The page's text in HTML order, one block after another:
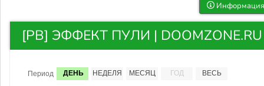
[PB] ЭФФЕКТ ПУЛИ | DOOMZONE.RU
Период ДЕНЬ НЕДЕЛЯ МЕСЯЦ ГОД ВЕСЬ